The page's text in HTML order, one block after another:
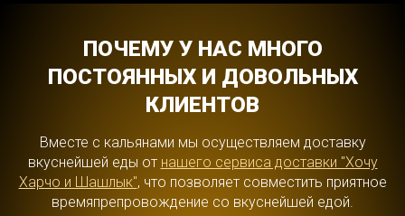
ПОЧЕМУ У НАС МНОГО
ПОСТОЯННЫХ И ДОВОЛЬНЫХ
КЛИЕНТОВ
Вместе с кальянами мы осуществляем доставку
вкуснейшей еды от нашего сервиса доставки "Хочу
Харчо и Шашлык", что позволяет совместить приятное
времяпрепровождение со вкуснейшей едой.